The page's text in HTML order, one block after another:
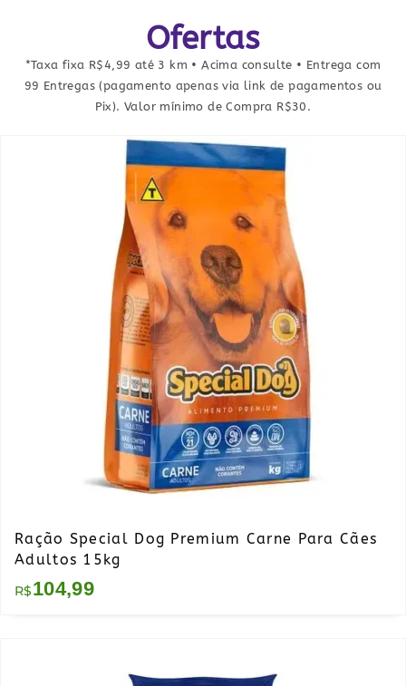
Ofertas
*Taxa fixa R$4,99 até 3 km • Acima consulte • Entrega com
99 Entregas (pagamento apenas via link de pagamentos ou
Pix). Valor mínimo de Compra R$30.
Ração Special Dog Premium Carne Para Cães
Adultos 15kg
R$104,99